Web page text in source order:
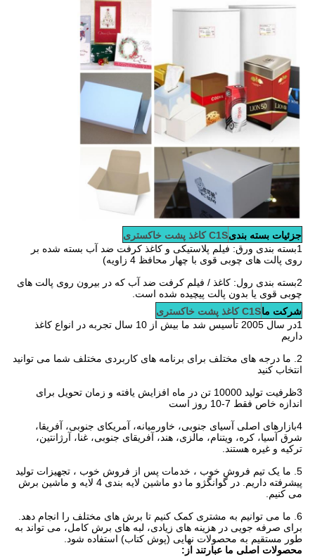
جزئیات بسته بندیC1S کاغذ پشت خاکستری
1بسته بندی ورق: فیلم پلاستیکی و کاغذ کرفت ضد آب بسته شده بر
روی پالت های چوبی قوی با چهار محافظ 4 زاویه)
2بسته بندی رول: کاغذ / فیلم کرفت ضد آب که در بیرون روی پالت های
چوبی قوی یا بدون پالت پیچیده شده است.
شرکت ماC1S کاغذ پشت خاکستری
1در سال 2005 تأسیس شد ما بیش از 10 سال تجربه در انواع کاغذ
داریم
2. ما درجه های مختلف برای برنامه های کاربردی مختلف شما می توانید
انتخاب کنید
3ظرفیت تولید 10000 تن در ماه افزایش یافته و زمان تحویل برای
اندازه خاص فقط 7-10 روز است
4بازارهای اصلی آسیای جنوبی، خاورمیانه، آمریکای جنوبی، آفریقا،
شرق آسیا، کره، ویتنام، مالزی، هند، آفریقای جنوبی، غنا، آرژانتین،
ترکیه و غیره هستند.
5. ما یک تیم فروش خوب ، خدمات پس از فروش خوب ، تجهیزات تولید
پیشرفته داریم. در گوانگژو ما دو ماشین لایه بندی 4 لایه و ماشین برش
می کنیم.
6. ما می توانیم به مشتری کمک کنیم تا برش های مختلف را انجام دهد.
برای صرفه جویی در هزینه های زیادی، لبه های برش کامل، می تواند به
طور مستقیم به محصولات نهایی (پوش کتاب) استفاده شود.
محصولات اصلی ما عبارتند از: